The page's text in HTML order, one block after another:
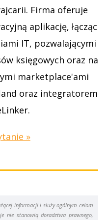
o której warto
wspólnika z
że każdy
do części
nawet jeśli umowa
czy
pomaga
projektów
Firma oferuje
aplikację, łącząc
IT, pozwalającymi
księgowych oraz na
marketplace'ami
oraz integratorem
»
informacji i służy ogólnym celom
nie stanowią doradztwa prawnego,